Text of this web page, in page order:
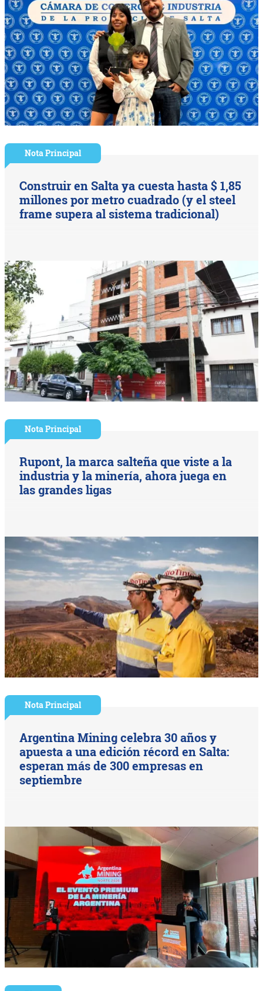
Nota Principal
Construir en Salta ya cuesta hasta $ 1,85
millones por metro cuadrado (y el steel
frame supera al sistema tradicional)
Nota Principal
Rupont, la marca salteña que viste a la
industria y la minería, ahora juega en
las grandes ligas
Nota Principal
Argentina Mining celebra 30 años y
apuesta a una edición récord en Salta:
esperan más de 300 empresas en
septiembre